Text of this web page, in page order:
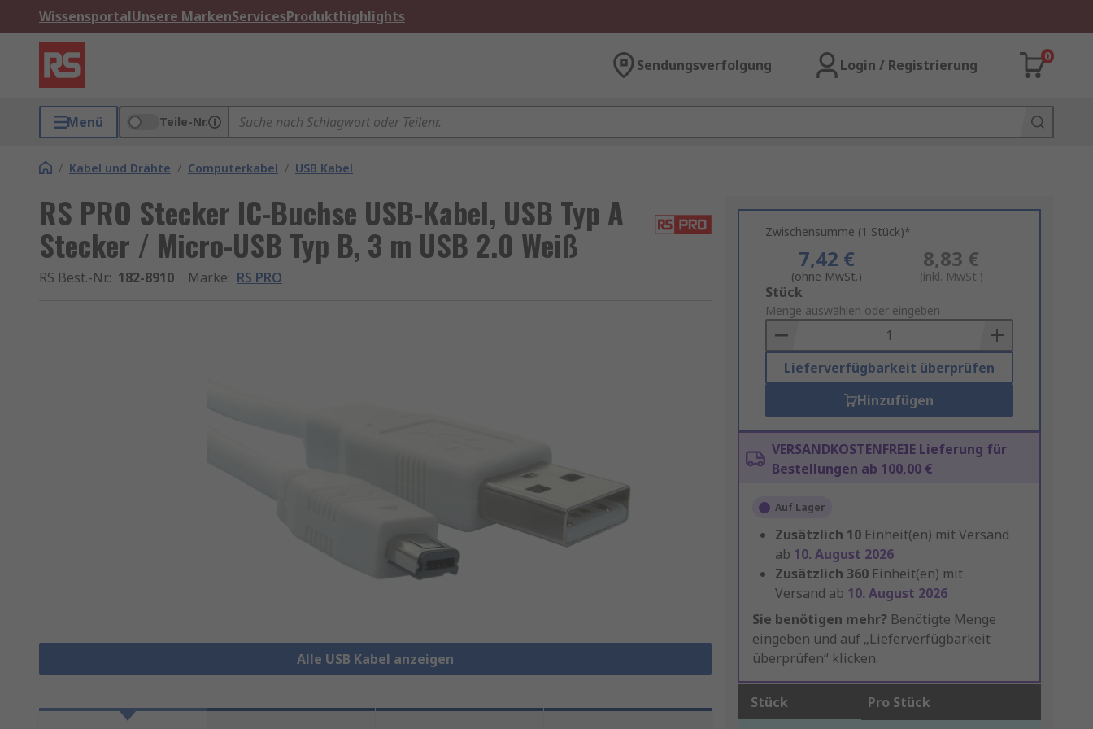
WissensportalUnsere MarkenServicesProdukthighlights
Sendungsverfolgung Login / Registrierung
0
Menü Teile-Nr.
/ Kabel und Drähte / Computerkabel / USB Kabel
RS PRO Stecker IC-Buchse USB-Kabel, USB Typ A
Stecker / Micro-USB Typ B, 3 m USB 2.0 Weiß
RS Best.-Nr.: 182-8910 Marke: RS PRO
Alle USB Kabel anzeigen
Zwischensumme (1 Stück)*
7,42 €
(ohne MwSt.)
8,83 €
(inkl. MwSt.)
Add
to
Basket
Stück
Menge auswählen oder eingeben
Lieferverfügbarkeit überprüfen
Hinzufügen
VERSANDKOSTENFREIE Lieferung für
Bestellungen ab 100,00 €
Auf Lager
Zusätzlich 10 Einheit(en) mit Versand
ab 10. August 2026
Zusätzlich 360 Einheit(en) mit
Versand ab 10. August 2026
Sie benötigen mehr? Benötigte Menge
eingeben und auf „Lieferverfügbarkeit
überprüfen“ klicken.
Stück Pro Stück